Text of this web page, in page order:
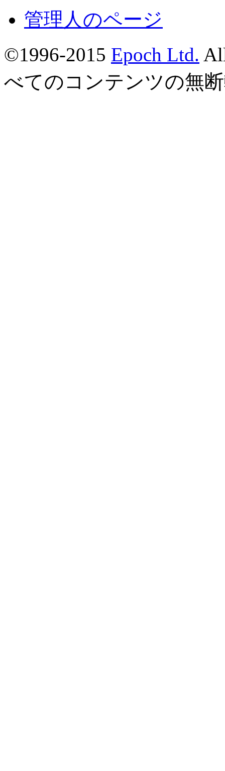
管理人のページ
©1996-2015 Epoch Ltd.
べてのコンテンツの無